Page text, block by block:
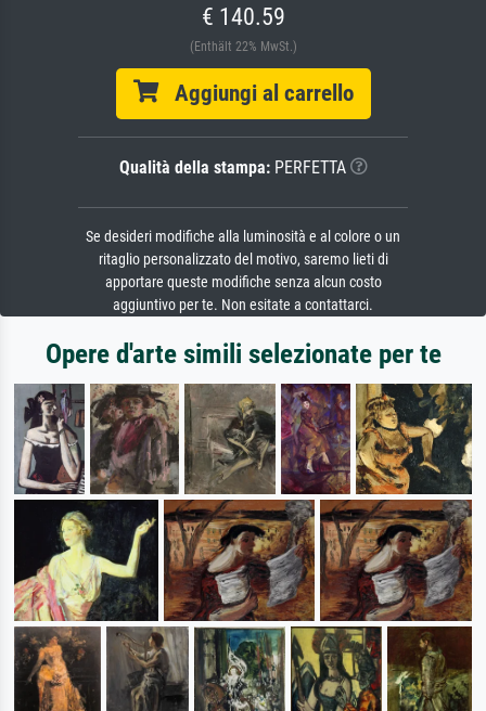
€ 140.59
(Enthält 22% MwSt.)
Aggiungi al carrello
Qualità della stampa:PERFETTA
Se desideri modifiche alla luminosità e al colore o un
ritaglio personalizzato del motivo, saremo lieti di
apportare queste modifiche senza alcun costo
aggiuntivo per te. Non esitate a contattarci.
Opere d'arte simili selezionate per te